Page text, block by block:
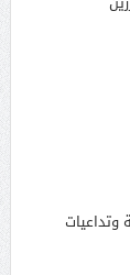
وتداعيات